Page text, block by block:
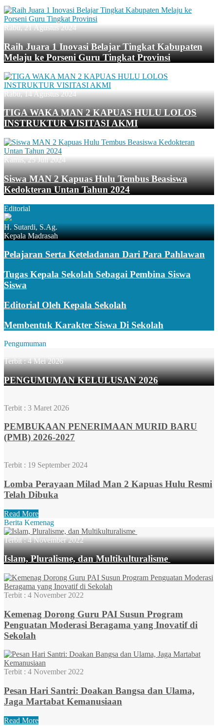
Rabu, 21 Agustus 2024
Raih Juara 1 Inovasi Belajar Tingkat Kabupaten
Melaju ke Porseni Guru Tingkat Provinsi
Rabu, 14 Agustus 2024
TIGA WAKA MAN 2 KAPUAS HULU LOLOS
INSTRUKTUR VISITASI AKMI
Kamis, 25 Juli 2024
Siswa MAN 2 Kapuas Hulu Tembus Beasiswa
Kedokteran Untan Tahun 2024
Editorial
H. Sutardi, S.Ag.
Kepala Madrasah
Pelajaran Serta Keteladanan Dari Para Pahlawan
Tugas Kepala Sekolah Sebagai Pembina Siswa
Siswa
Editorial Oleh Kepala Sekolah
Membentuk Karakter Siswa Di Sekolah
Pengumuman
Terbit :4 Mei 2026
PENGUMUMAN KELULUSAN 2026
Terbit : 3 Maret 2026
PEMBUKAAN PENERIMAAN MURID BARU
(PMB) 2026-2027
Terbit : 19 September 2024
Lomba Perayaan Milad Man 2 Kapuas Hulu Resmi
Telah Dibuka
Read More
Berita Kemenag
Terbit :4 November 2022
Islam, Pluralisme, dan Multikulturalisme
Terbit : 4 November 2022
Kemenag Dorong Guru PAI Susun Program
Penguatan Moderasi Beragama yang Inovatif di
Sekolah
Terbit : 4 November 2022
Pesan Hari Santri: Doakan Bangsa dan Ulama,
Jaga Martabat Kemanusiaan
Read More